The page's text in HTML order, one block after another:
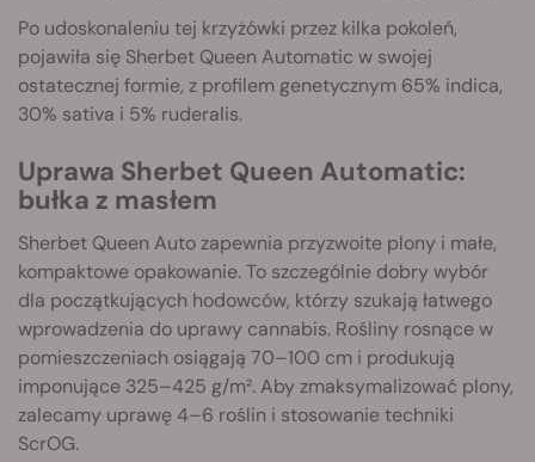
Po udoskonaleniu tej krzyżówki przez kilka pokoleń,
pojawiła się Sherbet Queen Automatic w swojej
ostatecznej formie, z profilem genetycznym 65% indica,
30% sativa i 5% ruderalis.
Uprawa Sherbet Queen Automatic:
bułka z masłem
Sherbet Queen Auto zapewnia przyzwoite plony i małe,
kompaktowe opakowanie. To szczególnie dobry wybór
dla początkujących hodowców, którzy szukają łatwego
wprowadzenia do uprawy cannabis. Rośliny rosnące w
pomieszczeniach osiągają 70–100 cm i produkują
imponujące 325–425 g/m². Aby zmaksymalizować plony,
zalecamy uprawę 4–6 roślin i stosowanie techniki
ScrOG.